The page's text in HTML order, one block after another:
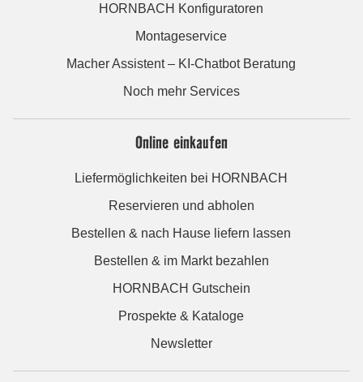
HORNBACH Konfiguratoren
Montageservice
Macher Assistent – KI-Chatbot Beratung
Noch mehr Services
Online einkaufen
Liefermöglichkeiten bei HORNBACH
Reservieren und abholen
Bestellen & nach Hause liefern lassen
Bestellen & im Markt bezahlen
HORNBACH Gutschein
Prospekte & Kataloge
Newsletter